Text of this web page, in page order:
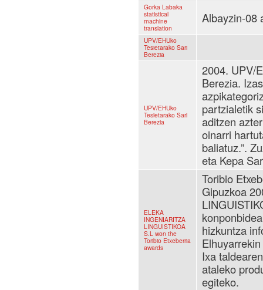
Gorka Labaka
statistical
machine
translation
Albayzin-08
UPV/EHUko
Tesietarako Sari
Berezia
UPV/EHUko
Tesietarako Sari
Berezia
2004. UPV/
Berezia.
partzialetik
aditzen
oinarri
baliatuz.”.
eta Kepa
ELEKA
INGENIARITZA
LINGUISTIKOA
S.L won the
Toribio Etxeberria
awards
Toribio
Gipuzkoa
hizkuntza
Ixa
ataleko
egiteko.